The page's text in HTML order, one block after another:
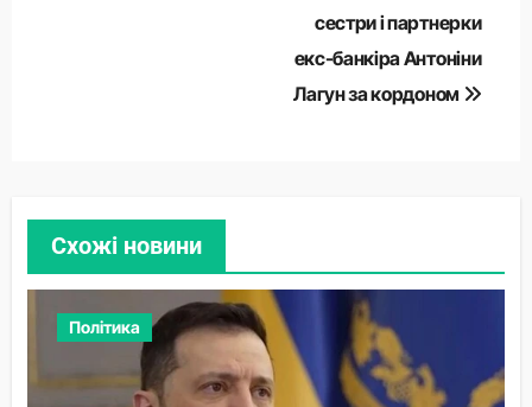
сестри і партнерки
екс-банкіра Антоніни
Лагун за кордоном
Схожі новини
Політика